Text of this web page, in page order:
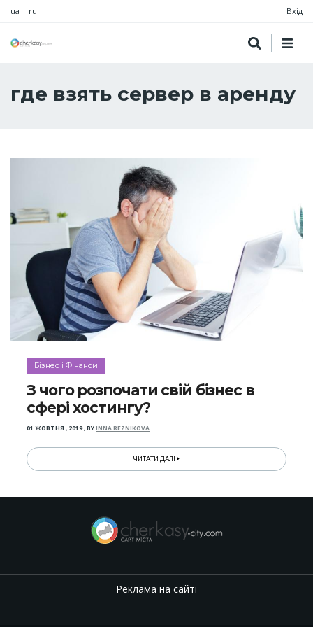
ua | ru Вхід
где взять сервер в аренду
Бізнес і Фінанси
З чого розпочати свій бізнес в
сфері хостингу?
01 ЖОВТНЯ , 2019,BYINNA REZNIKOVA
ЧИТАТИ ДАЛІ
Реклама на сайті